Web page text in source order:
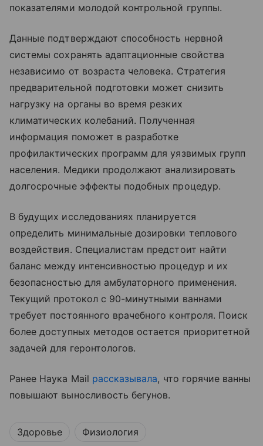
показателями молодой контрольной группы.
Данные подтверждают способность нервной
системы сохранять адаптационные свойства
независимо от возраста человека. Стратегия
предварительной подготовки может снизить
нагрузку на органы во время резких
климатических колебаний. Полученная
информация поможет в разработке
профилактических программ для уязвимых групп
населения. Медики продолжают анализировать
долгосрочные эффекты подобных процедур.
В будущих исследованиях планируется
определить минимальные дозировки теплового
воздействия. Специалистам предстоит найти
баланс между интенсивностью процедур и их
безопасностью для амбулаторного применения.
Текущий протокол с 90-минутными ваннами
требует постоянного врачебного контроля. Поиск
более доступных методов остается приоритетной
задачей для геронтологов.
Ранее Наука Mail рассказывала, что горячие ванны
повышают выносливость бегунов.
Здоровье Физиология